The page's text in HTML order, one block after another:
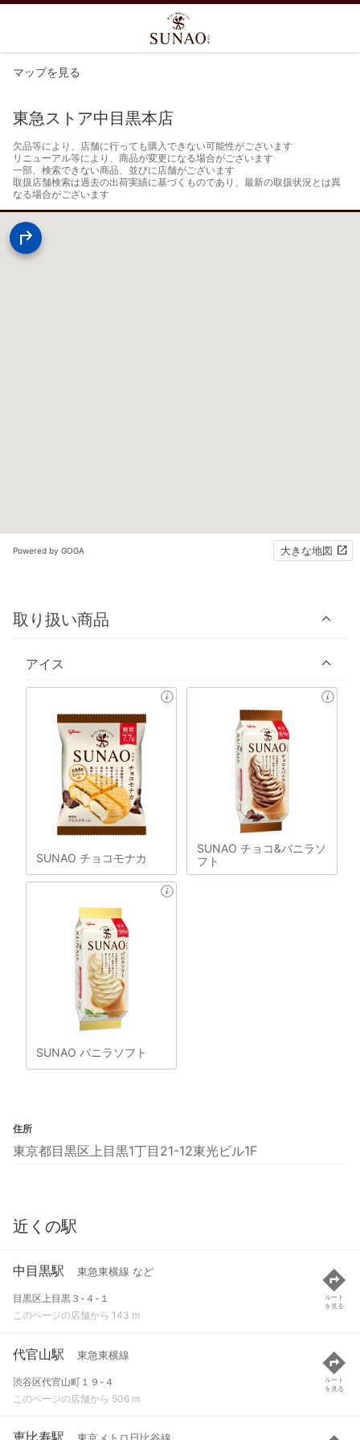
マップを見る
東急ストア中目黒本店
欠品等により、店舗に行っても購入できない可能性がございます
リニューアル等により、商品が変更になる場合がございます
一部、検索できない商品、並びに店舗がございます
取扱店舗検索は過去の出荷実績に基づくものであり、最新の取扱状況とは異
なる場合がございます
Powered by GOGA 大きな地図
取り扱い商品
アイス
SUNAO チョコモナカ
SUNAO チョコ&バニラソ
フト
SUNAO バニラソフト
住所
東京都目黒区上目黒1丁目21-12東光ビル1F
近くの駅
中目黒駅 東急東横線 など
目黒区上目黒３-４-１
このページの店舗から 143 m
ルート
を見る
代官山駅 東急東横線
渋谷区代官山町１９-４
このページの店舗から 506 m
ルート
を見る
恵比寿駅